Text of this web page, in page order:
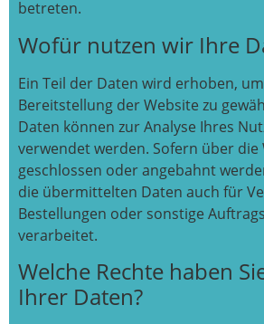
betreten.
Wofür nutzen wir Ihre
Ein Teil der Daten wird erhoben,
Bereitstellung der Website zu
Daten können zur Analyse Ihres
verwendet werden. Sofern über die
geschlossen oder angebahnt
die übermittelten Daten auch für
Bestellungen oder sonstige
verarbeitet.
Welche Rechte haben
Ihrer Daten?